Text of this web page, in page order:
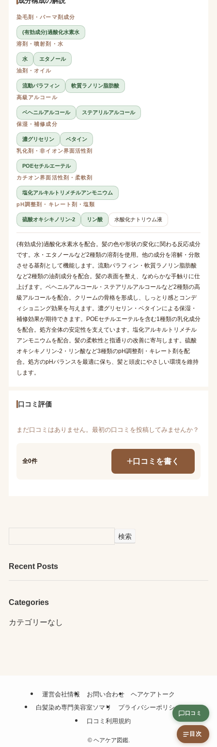
染毛剤・パーマ剤成分
(有効成分)過酸化水素水
溶剤・噴射剤・水
水
エタノール
油剤・オイル
流動パラフィン
軟質ラノリン脂肪酸
高級アルコール
ベヘニルアルコール
ステアリルアルコール
保湿・補修成分
濃グリセリン
ベタイン
乳化剤・非イオン界面活性剤
POEセチルエーテル
カチオン界面活性剤・柔軟剤
塩化アルキルトリメチルアンモニウム
pH調整剤・キレート剤・塩類
硫酸オキシキノリン-2 リン酸 水酸化ナトリウム液
(有効成分)過酸化水素水を配合。髪の色や形状の変化に関わる反応成分
です。水・エタノールなど2種類の溶剤を使用。他の成分を溶解・分散
させる基剤として機能します。流動パラフィン・軟質ラノリン脂肪酸
など2種類の油剤成分を配合。髪の表面を整え、なめらかな手触りに仕
上げます。ベヘニルアルコール・ステアリルアルコールなど2種類の高
級アルコールを配合。クリームの骨格を形成し、しっとり感とコンデ
ィショニング効果を与えます。濃グリセリン・ベタインによる保湿・
補修効果が期待できます。POEセチルエーテルを含む1種類の乳化成分
を配合。処方全体の安定性を支えています。塩化アルキルトリメチル
アンモニウムを配合。髪の柔軟性と指通りの改善に寄与します。硫酸
オキシキノリン-2・リン酸など3種類のpH調整剤・キレート剤を配
合。処方のpHバランスを最適に保ち、髪と頭皮にやさしい環境を維持
します。
口コミ評価
まだ口コミはありません。最初の口コミを投稿してみませんか？
全0件 口コミを書く
検索
Recent Posts
Categories
カテゴリーなし
運営会社情報 お問い合わせ
ヘアケアトーク
白髪染め専門美容室ソマリ
プライバシーポリシー
口コミ利用規約
©ヘアケア図鑑.
口コミ
目次